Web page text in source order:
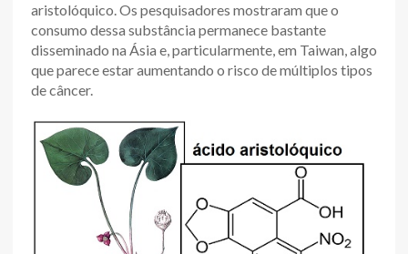
aristolóquico. Os pesquisadores mostraram que o
consumo dessa substância permanece bastante
disseminado na Ásia e, particularmente, em Taiwan, algo
que parece estar aumentando o risco de múltiplos tipos
de câncer.